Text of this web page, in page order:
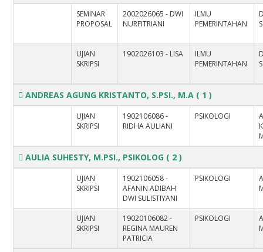
SEMINAR
PROPOSAL
2002026065 - DWI
NURFITRIANI
ILMU
PEMERINTAHAN
UJIAN
SKRIPSI
1902026103 - LISA
ILMU
PEMERINTAHAN
ANDREAS AGUNG KRISTANTO, S.PSI., M.A ( 1 )
UJIAN
SKRIPSI
1902106086 -
RIDHA AULIANI
PSIKOLOGI
AULIA SUHESTY, M.PSI., PSIKOLOG ( 2 )
UJIAN
SKRIPSI
1902106058 -
AFANIN ADIBAH
DWI SULISTIYANI
PSIKOLOGI
UJIAN
SKRIPSI
19020106082 -
REGINA MAUREN
PATRICIA
PSIKOLOGI